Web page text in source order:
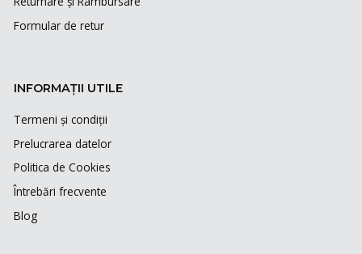
Formular de retur
INFORMAȚII UTILE
Termeni și condiții
Prelucrarea datelor
Politica de Cookies
Întrebări frecvente
Blog